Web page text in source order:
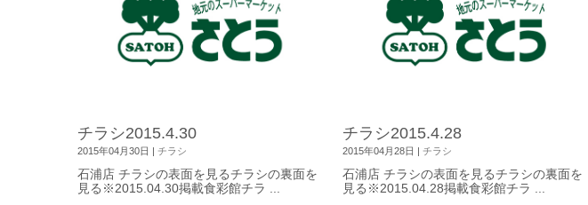
チラシ2015.4.30
2015年04月30日 | チラシ
石浦店 チラシの表面を見るチラシの裏面を
見る※2015.04.30掲載食彩館チラ ...
チラシ2015.4.28
2015年04月28日 | チラシ
石浦店 チラシの表面を見るチラシの裏面を
見る※2015.04.28掲載食彩館チラ ...